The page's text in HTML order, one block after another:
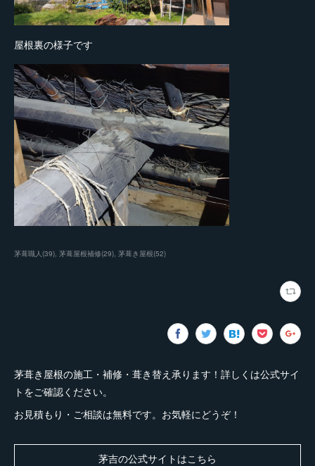
屋根裏の様子です
茅葺職人 (39) 茅葺屋根補修(29) 茅葺き屋根(52)
茅葺き屋根の施工・補修・葺き替え承ります！詳しくは公式サイ
トをご確認ください。
お見積もり・ご相談は無料です。お気軽にどうぞ！
茅吉の公式サイトはこちら